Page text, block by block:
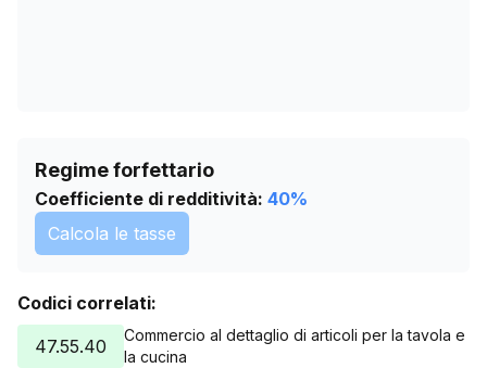
Regime forfettario
Coefficiente di redditività: 40%
Calcola le tasse
Codici correlati:
47.55.40
Commercio al dettaglio di articoli per la tavola e
la cucina